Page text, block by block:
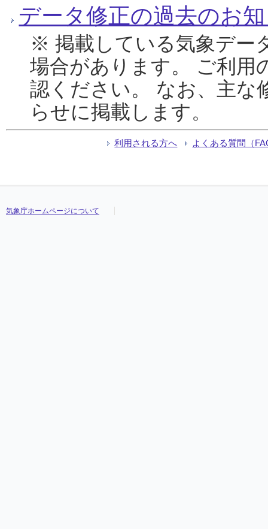
データ修正の過去のお
※ 掲載している気象デー
場合があります。 ご利用
認ください。 なお、主な
らせに掲載します。
利用される方へ よくある質問（
気象庁ホームページについて